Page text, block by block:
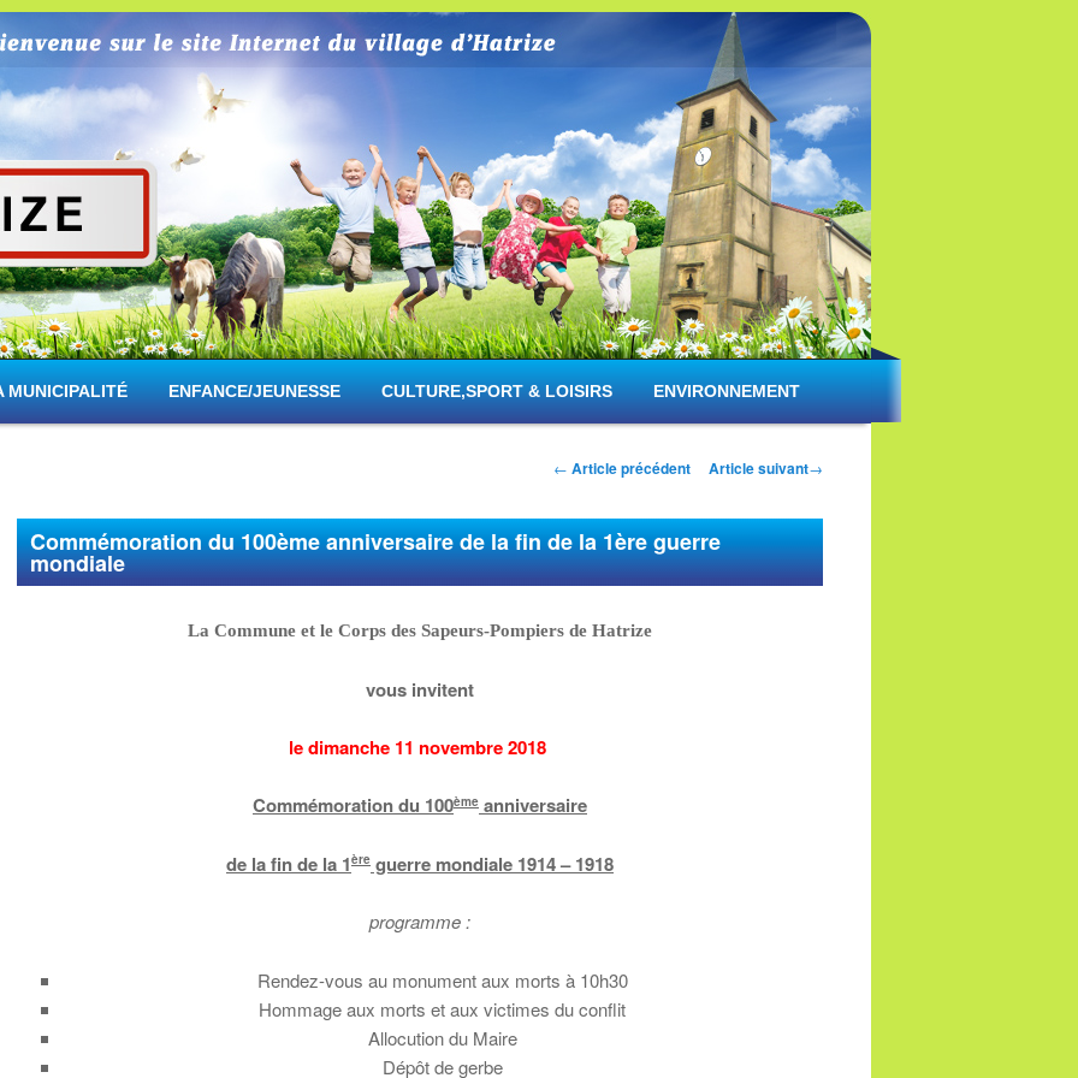
MUNICIPALITÉ ENFANCE/JEUNESSE CULTURE,SPORT & LOISIRS ENVIRONNEMENT
Navigation des articles
← Article précédent Article suivant→
Commémoration du 100ème anniversaire de la fin de la 1ère guerre
mondiale
La Commune et le Corps des Sapeurs-Pompiers de Hatrize
vous invitent
le dimanche 11 novembre 2018
Commémoration du 100ème anniversaire
de la fin de la 1ère guerre mondiale 1914 – 1918
programme :
Rendez-vous au monument aux morts à 10h30
Hommage aux morts et aux victimes du conflit
Allocution du Maire
Dépôt de gerbe